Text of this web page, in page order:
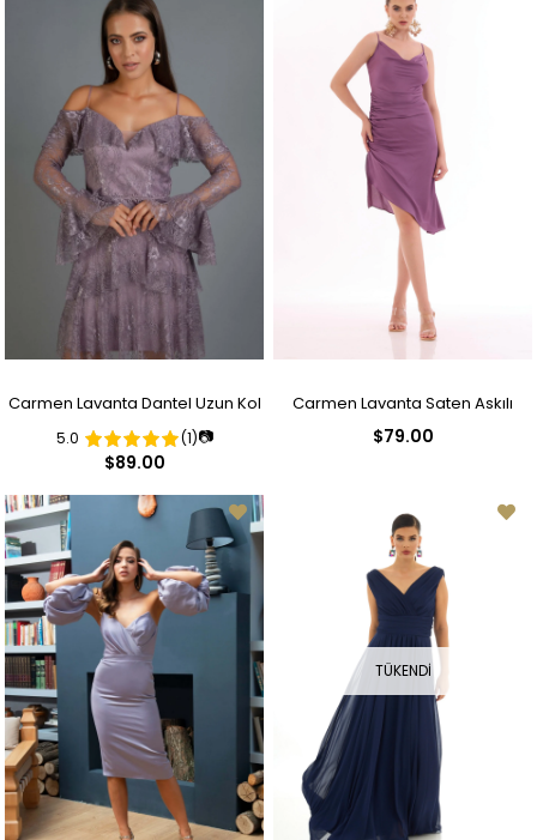
Carmen Lavanta Dantel Uzun Kol
Kısa Abiye Elbise
5.0 (1)📷
$89.00
Carmen Lavanta Saten Askılı
$79.00
TÜKENDI